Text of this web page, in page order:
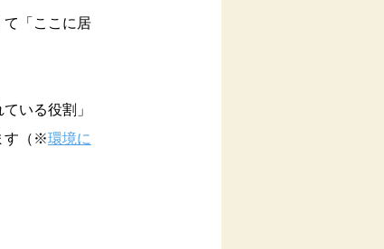
て「ここに居
いる役割」
す（※環境に